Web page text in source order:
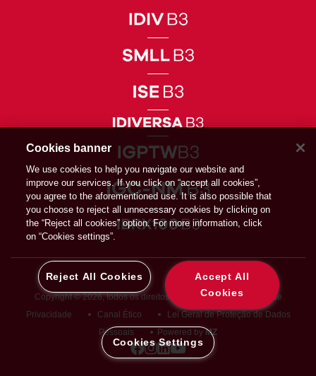
Copyright © 2026, todos os direitos reservados
Diretiva de
Privacidade
Canal Ético
Lei Geral de Proteção de Dados
Pessoais
Powered by MZ
Cookies banner
We use cookies to help you navigate our website and
improve our services. If you click on “accept all cookies”,
you agree to the aforementioned use. It is also possible that
you choose to reject all unnecessary cookies by clicking on
the “Reject all cookies” option. For more information, click
on “Cookies settings”.
Accept All
Cookies
Reject All Cookies
Cookies Settings